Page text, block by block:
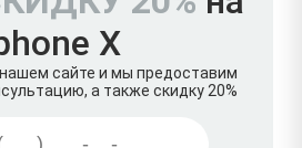
X
сайте и мы предоставим
а также скидку 20%